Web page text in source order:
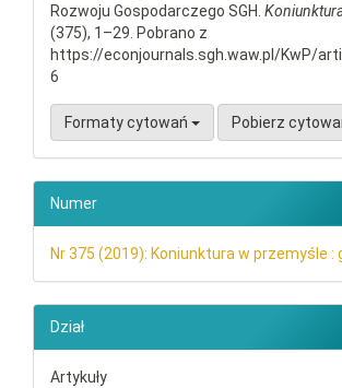
Rozwoju Gospodarczego SGH.
(375), 1–29. Pobrano z
https://econjournals.sgh.waw.pl/KwP/
6
Formaty cytowań Pobierz
Numer
Nr 375 (2019): Koniunktura w przemyśle :
Dział
Artykuły